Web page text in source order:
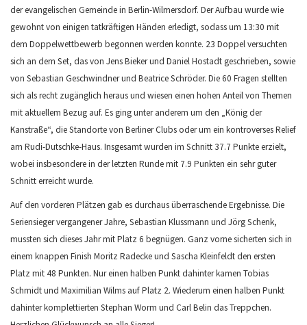
der evangelischen Gemeinde in Berlin-Wilmersdorf. Der Aufbau wurde wie
gewohnt von einigen tatkräftigen Händen erledigt, sodass um 13:30 mit
dem Doppelwettbewerb begonnen werden konnte. 23 Doppel versuchten
sich an dem Set, das von Jens Bieker und Daniel Hostadt geschrieben, sowie
von Sebastian Geschwindner und Beatrice Schröder. Die 60 Fragen stellten
sich als recht zugänglich heraus und wiesen einen hohen Anteil von Themen
mit aktuellem Bezug auf. Es ging unter anderem um den „König der
Kanstraße“, die Standorte von Berliner Clubs oder um ein kontroverses Relief
am Rudi-Dutschke-Haus. Insgesamt wurden im Schnitt 37.7 Punkte erzielt,
wobei insbesondere in der letzten Runde mit 7.9 Punkten ein sehr guter
Schnitt erreicht wurde.
Auf den vorderen Plätzen gab es durchaus überraschende Ergebnisse. Die
Seriensieger vergangener Jahre, Sebastian Klussmann und Jörg Schenk,
mussten sich dieses Jahr mit Platz 6 begnügen. Ganz vorne sicherten sich in
einem knappen Finish Moritz Radecke und Sascha Kleinfeldt den ersten
Platz mit 48 Punkten. Nur einen halben Punkt dahinter kamen Tobias
Schmidt und Maximilian Wilms auf Platz 2. Wiederum einen halben Punkt
dahinter komplettierten Stephan Worm und Carl Belin das Treppchen.